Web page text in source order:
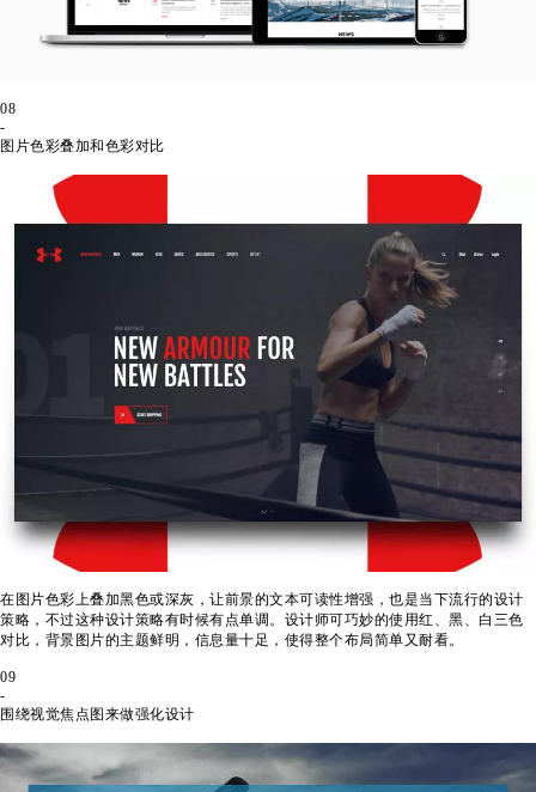
08
-
图片色彩叠加和色彩对比
在图片色彩上叠加黑色或深灰，让前景的文本可读性增强，也是当下流行的设计
策略，不过这种设计策略有时候有点单调。设计师可巧妙的使用红、黑、白三色
对比，背景图片的主题鲜明，信息量十足，使得整个布局简单又耐看。
09
-
围绕视觉焦点图来做强化设计